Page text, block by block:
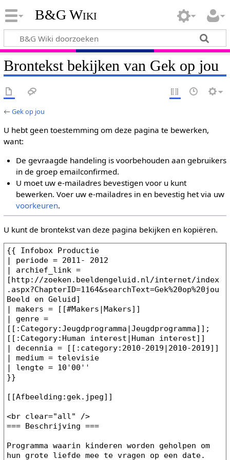
B&G Wiki
Brontekst bekijken van Gek op jou
←Gek op jou
U hebt geen toestemming om deze pagina te bewerken,
want:
De gevraagde handeling is voorbehouden aan gebruikers
in de groep emailconfirmed.
U moet uw e-mailadres bevestigen voor u kunt
bewerken. Voer uw e-mailadres in en bevestig het via uw
voorkeuren.
U kunt de brontekst van deze pagina bekijken en kopiëren.